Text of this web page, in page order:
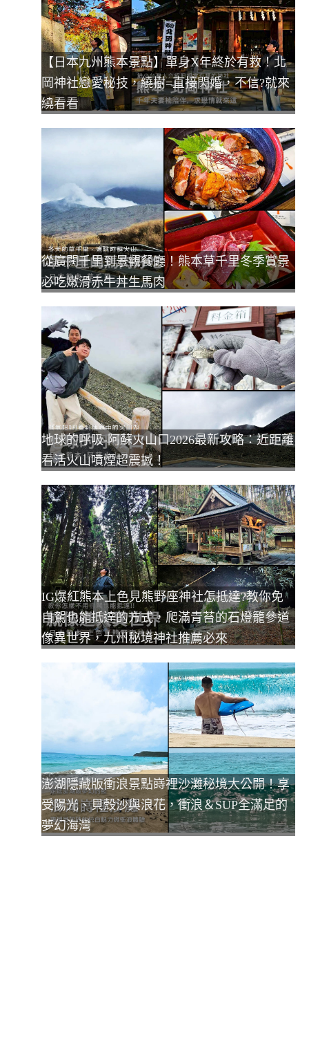
【日本九州熊本景點】單身X年終於有救！北
岡神社戀愛秘技，繞樹=直接閃婚，不信?就來
繞看看
從廣闊千里到景觀餐廳！熊本草千里冬季賞景
必吃嫩滑赤牛丼生馬肉
地球的呼吸-阿蘇火山口2026最新攻略：近距離
看活火山噴煙超震撼！
IG爆紅熊本上色見熊野座神社怎抵達?教你免
自駕也能抵達的方式，爬滿青苔的石燈籠參道
像異世界，九州秘境神社推薦必來
澎湖隱藏版衝浪景點嵵裡沙灘秘境大公開！享
受陽光、貝殼沙與浪花，衝浪＆SUP全滿足的
夢幻海灣